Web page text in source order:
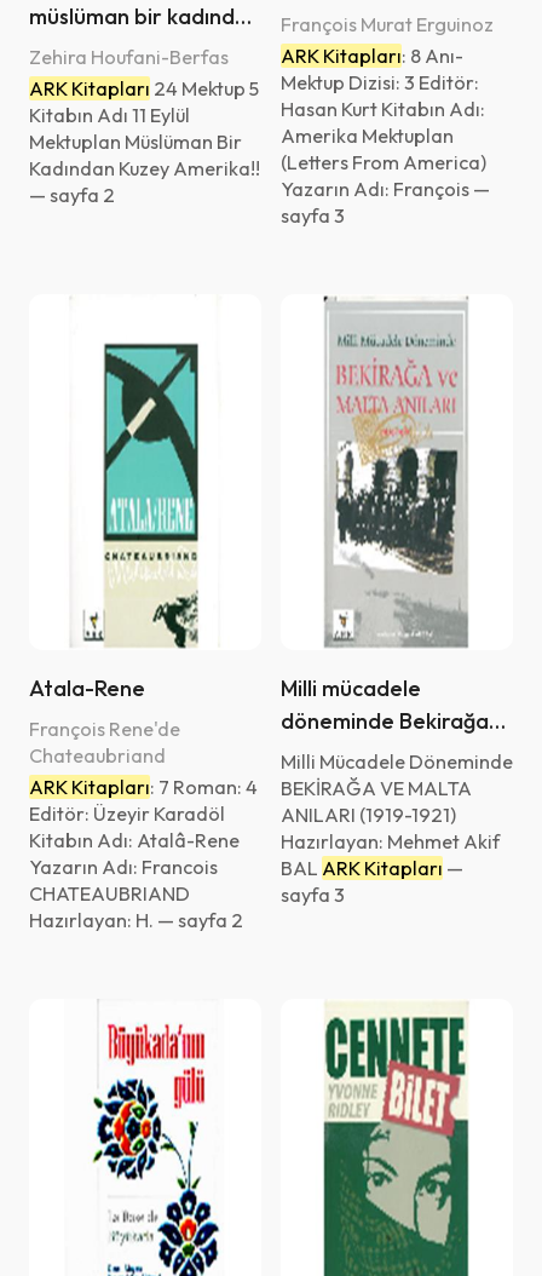
Eser Adı (A'dan - Z'ye)
müslüman bir kadından
Kuzey Amerika'lı
kadınlara mektuplar
Zehira Houfani-Berfas
ARK Kitapları 24 Mektup 5
Kitabın Adı 11 Eylül
Mektuplan Müslüman Bir
Kadından Kuzey Amerika!!
— sayfa 2
François Murat Erguinoz
ARK Kitapları: 8 Anı-
Mektup Dizisi: 3 Editör:
Hasan Kurt Kitabın Adı:
Amerika Mektuplan
(Letters From America)
Yazarın Adı: François —
sayfa 3
Atala-Rene
François Rene'de
Chateaubriand
ARK Kitapları: 7 Roman: 4
Editör: Üzeyir Karadöl
Kitabın Adı: Atalâ-Rene
Yazarın Adı: Francois
CHATEAUBRIAND
Hazırlayan: H. — sayfa 2
Milli mücadele
döneminde Bekirağa
ve Malta anıları (1919 -
1921)
Milli Mücadele Döneminde
BEKİRAĞA VE MALTA
ANILARI (1919-1921)
Hazırlayan: Mehmet Akif
BAL ARK Kitapları —
sayfa 3